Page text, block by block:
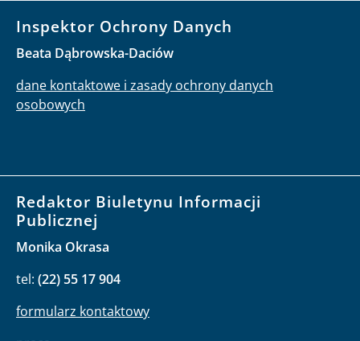
Inspektor Ochrony Danych
Beata Dąbrowska-Daciów
dane kontaktowe i zasady ochrony danych
osobowych
Redaktor Biuletynu Informacji
Publicznej
Monika Okrasa
tel: (22) 55 17 904
formularz kontaktowy